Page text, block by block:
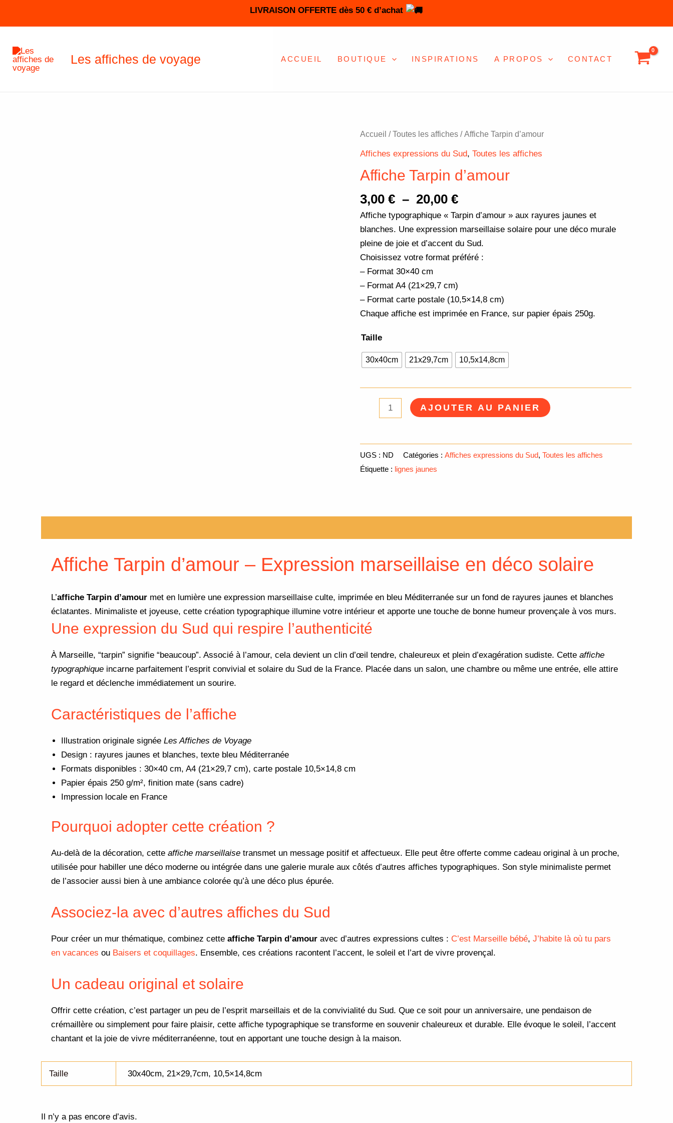
LIVRAISON OFFERTE dès 50 € d’achat
Les affiches de voyage ACCUEIL BOUTIQUE INSPIRATIONS A PROPOS CONTACT
Accueil /Toutes les affiches / Affiche Tarpin d’amour
Affiches expressions du Sud,Toutes les affiches
Affiche Tarpin d’amour
3,00€ – 20,00€
Plage
de
prix :
3,00 €
20,00 €
Affiche typographique « Tarpin d’amour » aux rayures jaunes et
blanches. Une expression marseillaise solaire pour une déco murale
pleine de joie et d’accent du Sud.
Choisissez votre format préféré :
– Format 30×40 cm
– Format A4 (21×29,7 cm)
– Format carte postale (10,5×14,8 cm)
Chaque affiche est imprimée en France, sur papier épais 250g.
Taille
30x40cm 21x29,7cm 10,5x14,8cm
quantité
Tarpin
AJOUTER AU PANIER
UGS : ND Catégories :Affiches expressions du Sud,Toutes les affiches
Étiquette : lignes jaunes
Affiche Tarpin d’amour – Expression marseillaise en déco solaire
L’affiche Tarpin d’amour met en lumière une expression marseillaise culte, imprimée en bleu Méditerranée sur un fond de rayures jaunes et blanches
éclatantes. Minimaliste et joyeuse, cette création typographique illumine votre intérieur et apporte une touche de bonne humeur provençale à vos murs.
Une expression du Sud qui respire l’authenticité
À Marseille, “tarpin” signifie “beaucoup”. Associé à l’amour, cela devient un clin d’œil tendre, chaleureux et plein d’exagération sudiste. Cette affiche
typographique incarne parfaitement l’esprit convivial et solaire du Sud de la France. Placée dans un salon, une chambre ou même une entrée, elle attire
le regard et déclenche immédiatement un sourire.
Caractéristiques de l’affiche
Illustration originale signée Les Affiches de Voyage
Design : rayures jaunes et blanches, texte bleu Méditerranée
Formats disponibles : 30×40 cm, A4 (21×29,7 cm), carte postale 10,5×14,8 cm
Papier épais 250 g/m², finition mate (sans cadre)
Impression locale en France
Pourquoi adopter cette création ?
Au-delà de la décoration, cette affiche marseillaise transmet un message positif et affectueux. Elle peut être offerte comme cadeau original à un proche,
utilisée pour habiller une déco moderne ou intégrée dans une galerie murale aux côtés d’autres affiches typographiques. Son style minimaliste permet
de l’associer aussi bien à une ambiance colorée qu’à une déco plus épurée.
Associez-la avec d’autres affiches du Sud
Pour créer un mur thématique, combinez cette affiche Tarpin d’amour avec d’autres expressions cultes : C’est Marseille bébé, J’habite là où tu pars
en vacances ou Baisers et coquillages. Ensemble, ces créations racontent l’accent, le soleil et l’art de vivre provençal.
Un cadeau original et solaire
Offrir cette création, c’est partager un peu de l’esprit marseillais et de la convivialité du Sud. Que ce soit pour un anniversaire, une pendaison de
crémaillère ou simplement pour faire plaisir, cette affiche typographique se transforme en souvenir chaleureux et durable. Elle évoque le soleil, l’accent
chantant et la joie de vivre méditerranéenne, tout en apportant une touche design à la maison.
Taille 30x40cm, 21×29,7cm, 10,5×14,8cm
Il n’y a pas encore d’avis.